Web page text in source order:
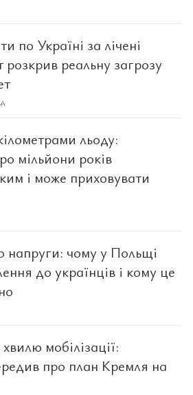
по Україні за лічені
реальну загрозу
льоду:
мільйони років
і може приховувати
напруги: чому у Польщі
до українців і кому це
мобілізації:
про план Кремля на